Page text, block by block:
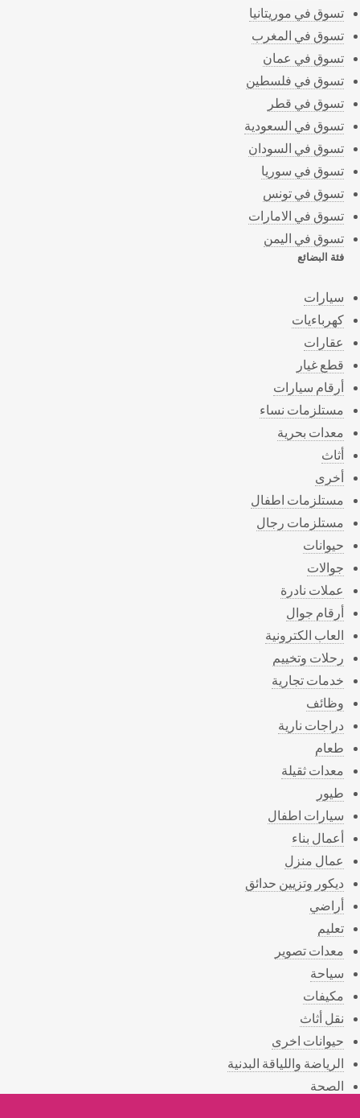
تسوق في موريتانيا
تسوق في المغرب
تسوق في عمان
تسوق في فلسطين
تسوق في قطر
تسوق في السعودية
تسوق في السودان
تسوق في سوريا
تسوق في تونس
تسوق في الامارات
تسوق في اليمن
فئة البضائع
سيارات
كهرباءيات
عقارات
قطع غيار
أرقام سيارات
مستلزمات نساء
معدات بحرية
أثاث
أخرى
مستلزمات اطفال
مستلزمات رجال
حيوانات
جوالات
عملات نادرة
أرقام جوال
العاب الكترونية
رحلات وتخييم
خدمات تجارية
وظائف
دراجات نارية
طعام
معدات ثقيلة
طيور
سيارات اطفال
أعمال بناء
عمال منزل
ديكور وتزيين حدائق
أراضي
تعليم
معدات تصوير
سياحة
مكيفات
نقل أثاث
حيوانات اخرى
الرياضة واللياقة البدنية
الصحة